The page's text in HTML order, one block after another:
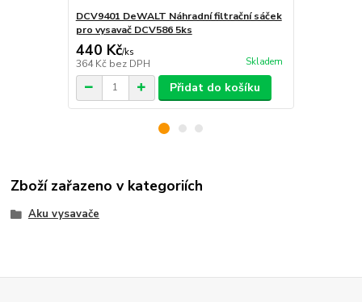
DCV9401 DeWALT Náhradní filtrační sáček
pro vysavač DCV586 5ks
440 Kč/ks
364 Kč bez DPH Skladem
Přidat do košíku
Zboží zařazeno v kategoriích
Aku vysavače